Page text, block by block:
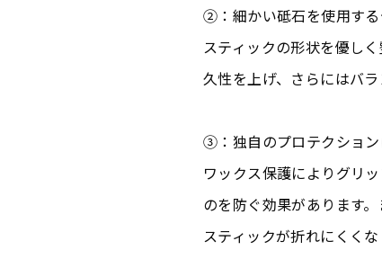
②：細かい砥石を使用す
スティックの形状を優し
久性を上げ、さらにはバラ
③：独自のプロテクショ
ワックス保護によりグリ
のを防ぐ効果があります
スティックが折れにくく